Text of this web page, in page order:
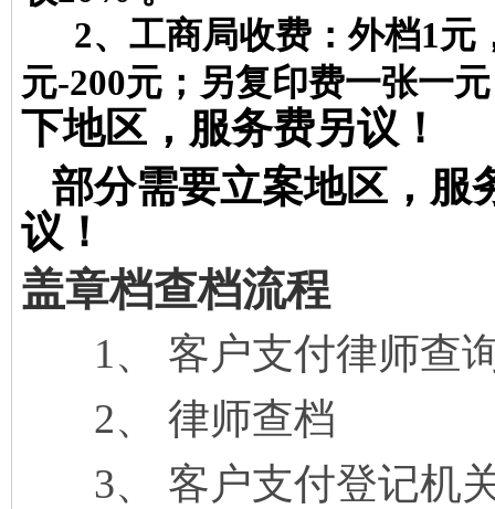
2、工商局收费：外档1元
元-200元；另复印费一张一元
下地区，服务费另议！
部分需要立案地区，服
议！
盖章档查档流程
1、 客户支付律师查
2、 律师查档
3、 客户支付登记机